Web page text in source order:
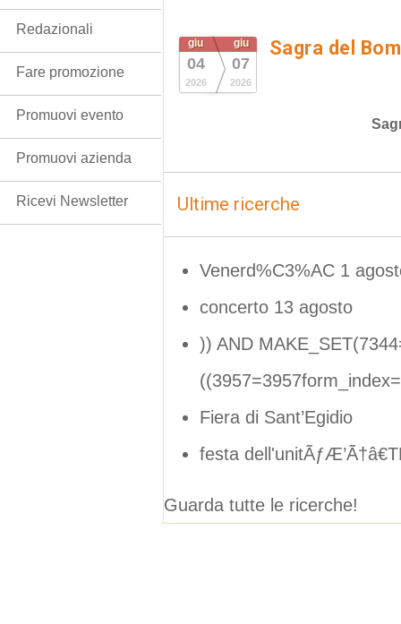
giu
04
2026
giu
07
2026
Sagra del
Ultime ricerche
Venerd%C3%AC 1
concerto 13 agosto
)) AND
Fiera di Sant’Egidio
festa
Guarda tutte le ricerche!
Redazionali
Fare promozione
Promuovi evento
Promuovi azienda
Ricevi Newsletter